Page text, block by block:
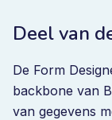
Deel van
De Form
backbone van
van gegevens